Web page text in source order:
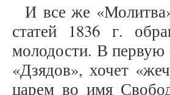
И все же
статей 1836 г.
молодости. В первую
«Дзядов», хочет
царем во имя